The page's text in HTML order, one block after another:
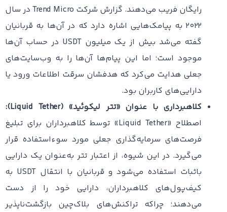
رایگان فریب می‌دهند. گزارش شرکت Trend Micro در سال
۲۰۲۲ به پیامک‌هایی اشاره دارد که در آن‌ها به قربانیان
گفته می‌شد بیش از یک میلیون USDT در حساب آن‌ها
موجود است؛ اما این پیام‌ها آن‌ها را به وب‌سایت‌های
جعلی هدایت می‌کرد که هدفشان سرقت اطلاعات ورود یا
دارایی‌های کاربران بود.
کلاهبرداری با عنوان «تتر لیکوئید» (Liquid Tether):
اصطلاح «Liquid Tether» توسط کلاهبرداران برای تبلیغ
فرصت‌های سرمایه‌گذاری جعلی مورد سوءاستفاده قرار
می‌گیرد. در این شیوه، از اعتبار تتر به‌عنوان یک دارایی
باثبات استفاده می‌شود و قربانیان با انتقال USDT به
کیف‌پول‌های کلاهبرداران، دارایی خود را از دست
می‌دهند؛ چراکه تراکنش‌های بلاک‌چین بازگشت‌ناپذیر